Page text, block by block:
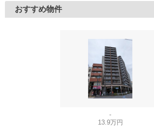
おすすめ物件
-
13.9万円